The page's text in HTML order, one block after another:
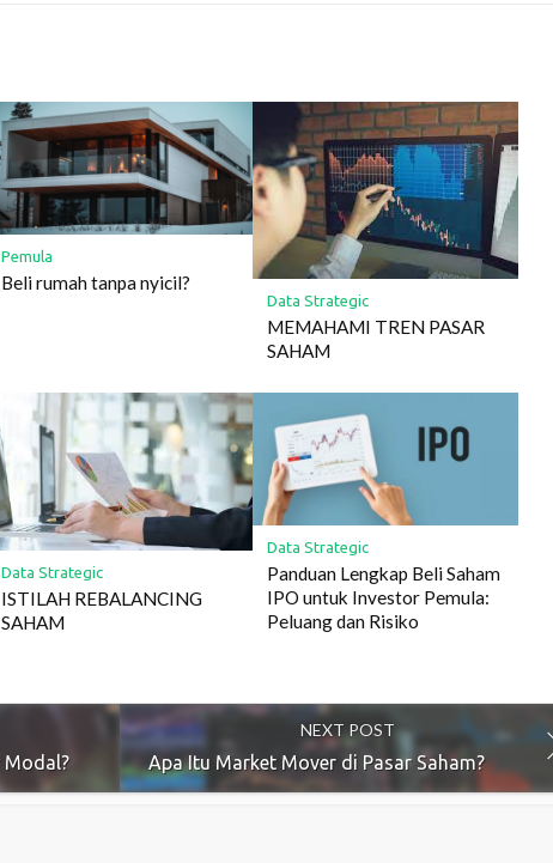
Pemula
Beli rumah tanpa nyicil?
Data Strategic
MEMAHAMI TREN PASAR
SAHAM
Data Strategic
ISTILAH REBALANCING
SAHAM
Data Strategic
Panduan Lengkap Beli Saham
IPO untuk Investor Pemula:
Peluang dan Risiko
Modal?
NEXT POST
Apa Itu Market Mover di Pasar Saham?